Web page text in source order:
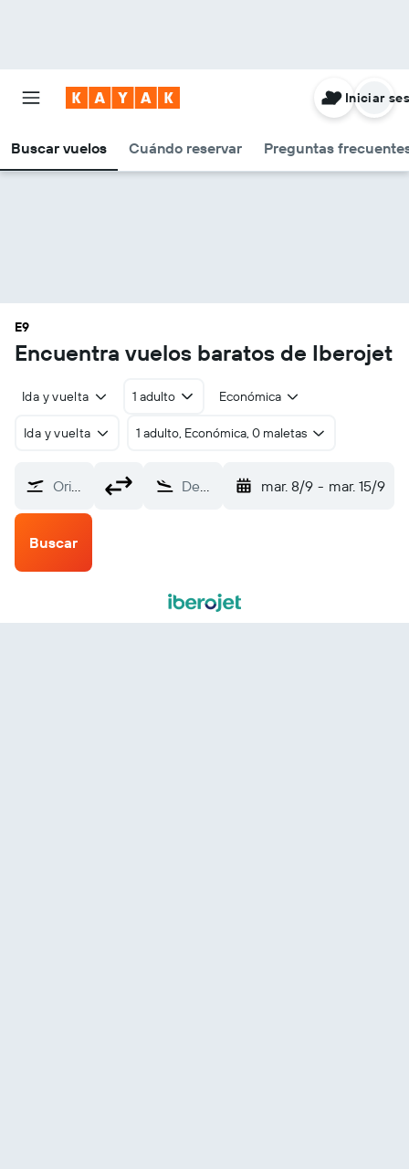
Buscar vuelos Cuándo reservar Preguntas
Iniciar
E9
Encuentra vuelos baratos de Iberojet
Ida y vuelta 1 adulto Económica
Ida y vuelta 1 adulto, Económica, 0 maletas
Origen Destino mar. 8/9 - mar. 15/9
Buscar